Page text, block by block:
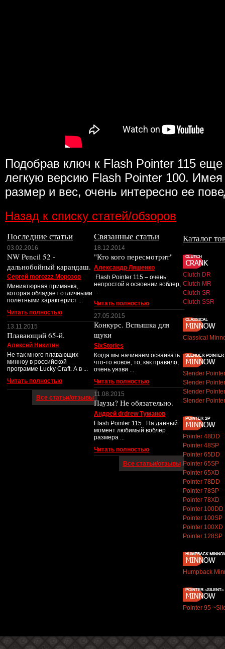
Подобрав ключ к Flash Pointer 115
легкую версию Flash Pointer 100.
размер и вес, очень интересно ее
Назад к списку статей/обзоров
Последние статьи
03.02.2016
NW Pencil 52 -
дальнобойный карандаш.
Сергей morozzz Морозов
Миниатюрная приманка,
которая обладает отличными
полётными характерист ...
Читать полностью
13.11.2015
Плавающий 65-й.
Алексей Никитин
Не так много плавающих
минноу в российской
программе Lucky Craft. А в ...
Читать полностью
Все статьи/отзывы
Связанные статьи
18.12.2014
"Кто кого пересмотрит"
Александр Ляшенко
Flash Pointer 115 – очень
непростой в освоении воблер,
...
Читать полностью
27.05.2015
Конкурс. Вспышка для
щуки
SixStories
Когда мы начинаем осваивать
что-то новое, то, как правило,
очень уязви ...
Читать полностью
11.08.2015
Паузы? Не обязательно.
Андрей drdrew Туманов
Flash Pointer 115. На данный
момент любимый воблер
размера ...
Читать полностью
Все статьи/отзывы
Каталог
Clutch DR
Clutch MR
Clutch SR
Clutch SSR
Classical
Slender
Slender
Slender
Slender
Pointer 48DD
Pointer 48SP
Pointer 65DD
Pointer 65SP
Pointer 65XD
Pointer 78DD
Pointer 78SP
Pointer 78XD
Pointer 100DD
Pointer 100SP
Pointer 100XD
Pointer 128SP
Humpback
Pointer 95